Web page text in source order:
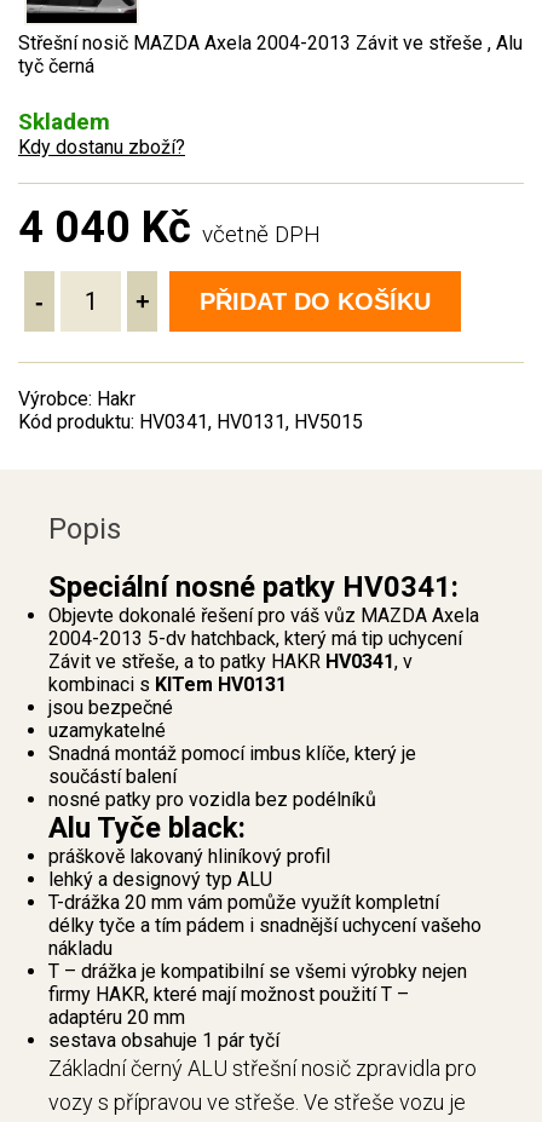
Střešní nosič MAZDA Axela 2004-2013 Závit ve střeše , Alu
tyč černá
Skladem
Kdy dostanu zboží?
4 040 Kč včetně DPH
- + PŘIDAT DO KOŠÍKU
Výrobce: Hakr
Kód produktu: HV0341, HV0131, HV5015
Popis
Speciální nosné patky HV0341:
Objevte dokonalé řešení pro váš vůz MAZDA Axela
2004-2013 5-dv hatchback, který má tip uchycení
Závit ve střeše, a to patky HAKR HV0341, v
kombinaci s KITem HV0131
jsou bezpečné
uzamykatelné
Snadná montáž pomocí imbus klíče, který je
součástí balení
nosné patky pro vozidla bez podélníků
Alu Tyče black:
práškově lakovaný hliníkový profil
lehký a designový typ ALU
T-drážka 20 mm vám pomůže využít kompletní
délky tyče a tím pádem i snadnější uchycení vašeho
nákladu
T – drážka je kompatibilní se všemi výrobky nejen
firmy HAKR, které mají možnost použití T –
adaptéru 20 mm
sestava obsahuje 1 pár tyčí
Základní černý ALU střešní nosič zpravidla pro
vozy s přípravou ve střeše. Ve střeše vozu je